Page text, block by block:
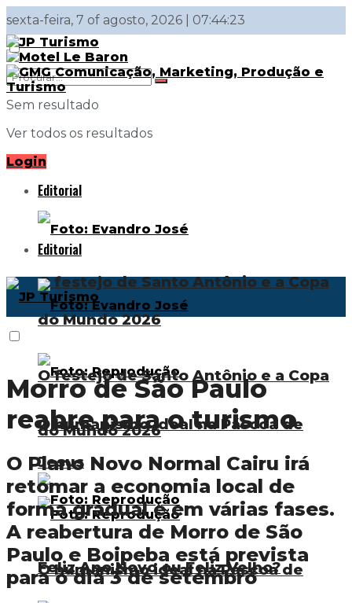
sexta-feira, 7 of agosto, 2026 | 07:44:23
Sem resultado
Ver todos os resultados
Login
Editorial
O festejo de Santo Antônio e a Copa
do Mundo 2026
O humanismo ideal na Páscoa de
Jesus
Feliz Ano Novo ou Feliz Velho?
Editorial
O festejo de Santo Antônio e a Copa
do Mundo 2026
O humanismo ideal na Páscoa de
Morro de São Paulo
reabre para o turismo
O Plano Novo Normal Cairu irá
retomar a economia local de
forma gradual e em várias fases.
A reabertura de Morro de São
Paulo e Boipeba está prevista
para o dia 3 de setembro